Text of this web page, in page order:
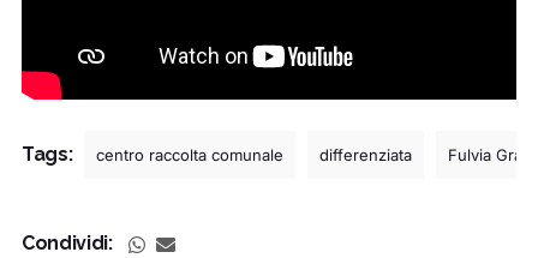
Tags: centro raccolta comunale differenziata Fulvia
Condividi: